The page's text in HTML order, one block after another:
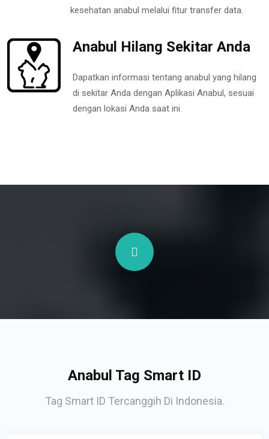
kesehatan anabul melalui fitur transfer data.
Anabul Hilang Sekitar Anda
Dapatkan informasi tentang anabul yang hilang
di sekitar Anda dengan Aplikasi Anabul, sesuai
dengan lokasi Anda saat ini.
Anabul Tag Smart ID
Tag Smart ID Tercanggih Di Indonesia.